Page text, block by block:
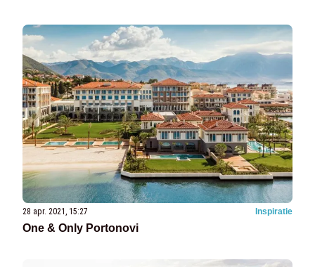
28 apr. 2021, 15:27 Inspiratie
One & Only Portonovi